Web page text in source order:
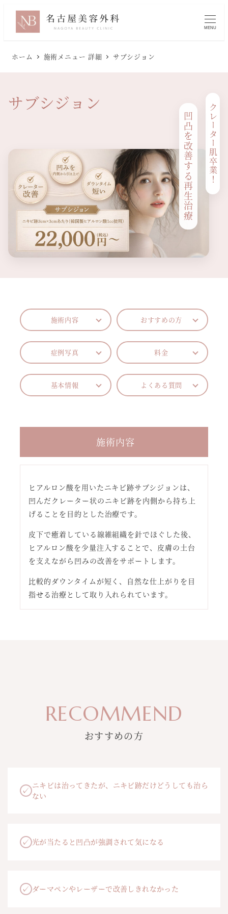
ツ
MENU
ホーム 施術メニュー 詳細 サブシジョン
サブシジョン
クレーター肌卒業！
凹凸を改善する再生治療
施術内容 おすすめの方
症例写真 料金
基本情報 よくある質問
施術内容
ヒアルロン酸を用いたニキビ跡サブシジョンは、
凹んだクレーター状のニキビ跡を内側から持ち上
げることを目的とした治療です。
皮下で癒着している線維組織を針でほぐした後、
ヒアルロン酸を少量注入することで、皮膚の土台
を支えながら凹みの改善をサポートします。
比較的ダウンタイムが短く、自然な仕上がりを目
指せる治療として取り入れられています。
RECOMMEND
おすすめの方
✓ ニキビは治ってきたが、ニキビ跡だけどうしても治ら
ない
✓光が当たると凹凸が強調されて気になる
✓ダーマペンやレーザーで改善しきれなかった